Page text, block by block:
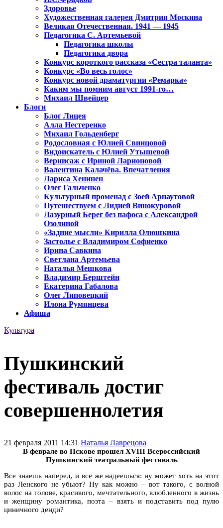
Здоровье
Художественная галерея Дмитрия Москина
Великая Отечественная. 1941 — 1945
Педагогика С. Артемьевой
Педагогика школы
Педагогика двора
Конкурс короткого рассказа «Сестра таланта»
Конкурс «Во весь голос»
Конкурс новой драматургии «Ремарка»
Каким мы помним август 1991-го…
Михаил Швейцер
Блоги
Блог Лицея
Алла Нестеренко
Михаил Гольденберг
Родословная с Юлией Свинцовой
Видоискатель с Юлией Утышевой
Вернисаж с Ириной Ларионовой
Валентина Калачёва. Впечатления
Лариса Хенинен
Олег Гальченко
Культурный променад с Зоей Арнаутовой
Путешествуем с Лидией Винокуровой
Лазурный Берег без пафоса с Александрой
Озолиной
«Задние мысли» Кирилла Олюшкина
Застолье с Владимиром Софиенко
Ирина Савкина
Светлана Артемьева
Наталья Мешкова
Владимир Берштейн
Екатерина Габалова
Олег Липовецкий
Илона Румянцева
Афиша
Культура
Пушкинский
фестиваль достиг
совершеннолетия
21 февраля 2011 14:31 Наталья Лаврецова
В феврале во Пскове прошел XVIII Всероссийский
Пушкинский театральный фестиваль
Все знаешь наперед, и все же надеешься: ну может хоть на этот
раз Ленского не убьют? Ну как можно – вот такого, с волной
волос на голове, красивого, мечтательного, влюбленного в жизнь
и женщину романтика, поэта – взять и подставить под пулю
циничного денди?